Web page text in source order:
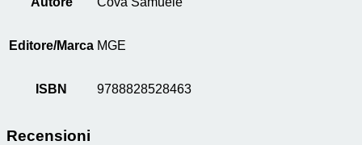
Editore/Marca MGE
ISBN 9788828528463
Recensioni